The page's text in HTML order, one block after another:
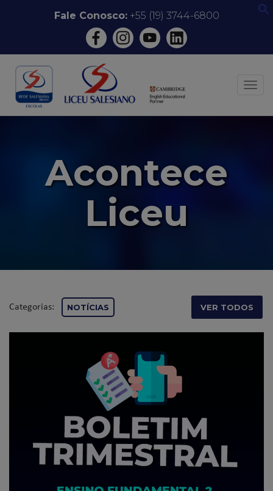
conteúdo
Fale Conosco:+55 (19) 3744-6800
Acontece
Liceu
Categorias: NOTÍCIAS VER TODOS